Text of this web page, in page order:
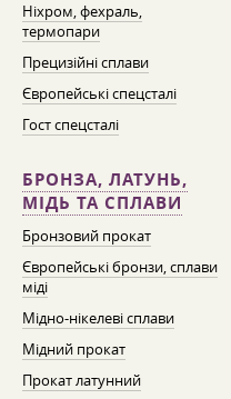
Ніхром, фехраль,
термопари
Прецизійні сплави
Європейські спецсталі
Гост спецсталі
БРОНЗА, ЛАТУНЬ,
МІДЬ ТА СПЛАВИ
Бронзовий прокат
Європейські бронзи, сплави
міді
Мідно-нікелеві сплави
Мідний прокат
Прокат латунний